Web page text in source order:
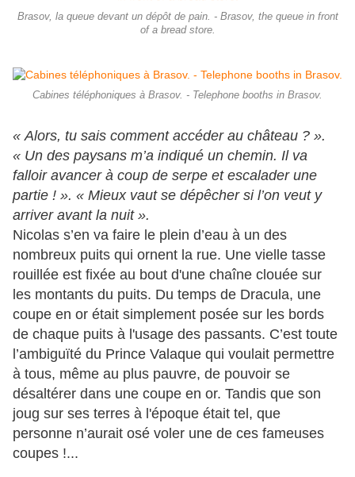
Brasov, la queue devant un dépôt de pain. - Brasov, the queue in front
of a bread store.
Cabines téléphoniques à Brasov. - Telephone booths in Brasov.
« Alors, tu sais comment accéder au château ? ».
« Un des paysans m’a indiqué un chemin. Il va
falloir avancer à coup de serpe et escalader une
partie ! ». « Mieux vaut se dépêcher si l’on veut y
arriver avant la nuit ».
Nicolas s’en va faire le plein d’eau à un des
nombreux puits qui ornent la rue. Une vielle tasse
rouillée est fixée au bout d'une chaîne clouée sur
les montants du puits. Du temps de Dracula, une
coupe en or était simplement posée sur les bords
de chaque puits à l'usage des passants. C’est toute
l’ambiguïté du Prince Valaque qui voulait permettre
à tous, même au plus pauvre, de pouvoir se
désaltérer dans une coupe en or. Tandis que son
joug sur ses terres à l'époque était tel, que
personne n’aurait osé voler une de ces fameuses
coupes !...